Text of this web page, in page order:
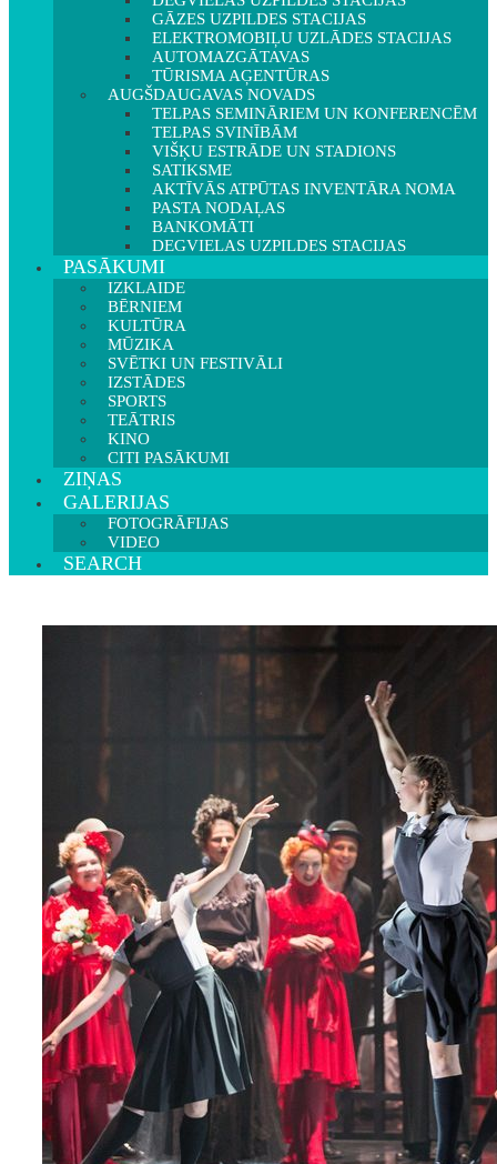
GĀZES UZPILDES STACIJAS
ELEKTROMOBIĻU UZLĀDES STACIJAS
AUTOMAZGĀTAVAS
TŪRISMA AĢENTŪRAS
AUGŠDAUGAVAS NOVADS
TELPAS SEMINĀRIEM UN KONFERENCĒM
TELPAS SVINĪBĀM
VIŠĶU ESTRĀDE UN STADIONS
SATIKSME
AKTĪVĀS ATPŪTAS INVENTĀRA NOMA
PASTA NODAĻAS
BANKOMĀTI
DEGVIELAS UZPILDES STACIJAS
PASĀKUMI
IZKLAIDE
BĒRNIEM
KULTŪRA
MŪZIKA
SVĒTKI UN FESTIVĀLI
IZSTĀDES
SPORTS
TEĀTRIS
KINO
CITI PASĀKUMI
ZIŅAS
GALERIJAS
FOTOGRĀFIJAS
VIDEO
SEARCH